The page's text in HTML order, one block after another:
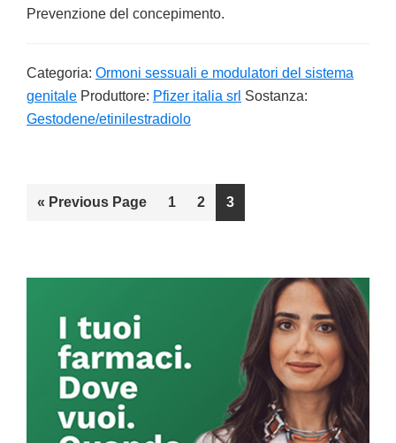
Prevenzione del concepimento.
Categoria: Ormoni sessuali e modulatori del sistema
genitale Produttore: Pfizer italia srl Sostanza:
Gestodene/etinilestradiolo
« Go
Previous Page
Go
1
Go
2
Go
to
3
Sidebar